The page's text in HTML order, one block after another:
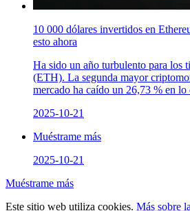
10 000 dólares invertidos en
esto ahora
Ha sido un año turbulento para los
(ETH). La segunda mayor
mercado ha caído un 26,73 % en lo
2025-10-21
Muéstrame más
2025-10-21
Muéstrame más
Este sitio web utiliza cookies. Más sobre